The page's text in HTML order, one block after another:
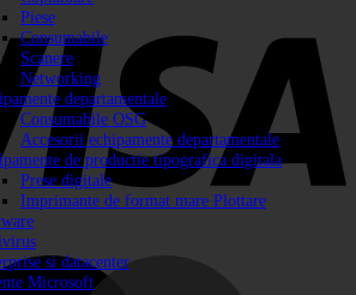
Piese
Consumabile
Scanere
Networking
departamentale
Consumabile OSG
Accesorii echipamente departamentale
de productie tipografica digitala
Prese digitale
Imprimante de format mare Plottare
si datacenter
Microsoft